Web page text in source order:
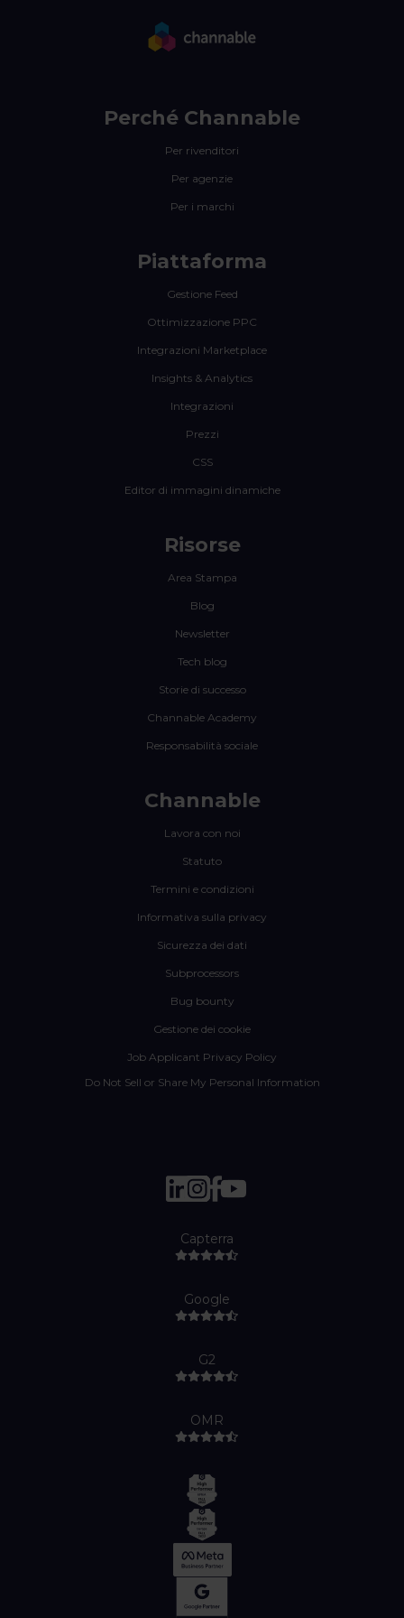
Perché Channable
Per rivenditori
Per agenzie
Per i marchi
Piattaforma
Gestione Feed
Ottimizzazione PPC
Integrazioni Marketplace
Insights & Analytics
Integrazioni
Prezzi
CSS
Editor di immagini dinamiche
Risorse
Area Stampa
Blog
Newsletter
Tech blog
Storie di successo
Channable Academy
Responsabilità sociale
Channable
Lavora con noi
Statuto
Termini e condizioni
Informativa sulla privacy
Sicurezza dei dati
Subprocessors
Bug bounty
Gestione dei cookie
Job Applicant Privacy Policy
Do Not Sell or Share My Personal Information
Capterra
Google
G2
OMR